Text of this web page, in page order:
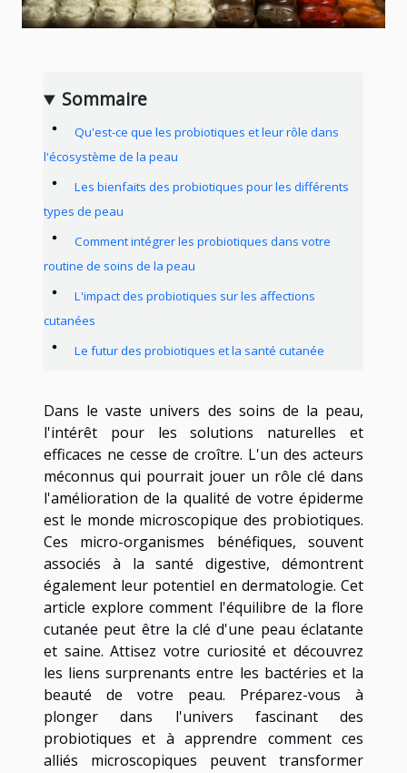
Sommaire
Qu'est-ce que les probiotiques et leur rôle dans
l'écosystème de la peau
Les bienfaits des probiotiques pour les différents
types de peau
Comment intégrer les probiotiques dans votre
routine de soins de la peau
L'impact des probiotiques sur les affections
cutanées
Le futur des probiotiques et la santé cutanée
Dans le vaste univers des soins de la peau,
l'intérêt pour les solutions naturelles et
efficaces ne cesse de croître. L'un des acteurs
méconnus qui pourrait jouer un rôle clé dans
l'amélioration de la qualité de votre épiderme
est le monde microscopique des probiotiques.
Ces micro-organismes bénéfiques, souvent
associés à la santé digestive, démontrent
également leur potentiel en dermatologie. Cet
article explore comment l'équilibre de la flore
cutanée peut être la clé d'une peau éclatante
et saine. Attisez votre curiosité et découvrez
les liens surprenants entre les bactéries et la
beauté de votre peau. Préparez-vous à
plonger dans l'univers fascinant des
probiotiques et à apprendre comment ces
alliés microscopiques peuvent transformer